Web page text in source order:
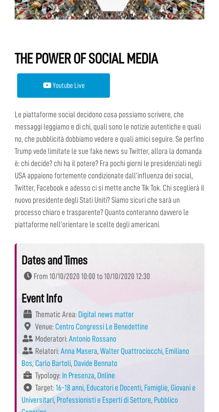
THE POWER OF SOCIAL MEDIA
Youtube Live
Le piattaforme social decidono cosa possiamo scrivere, che
messaggi leggiamo e di chi, quali sono le notizie autentiche e quali
no, che pubblicità dobbiamo vedere e quali amici seguire. Se perfino
Trump vede limitate le sue fake news su Twitter, allora la domanda
è: chi decide? chi ha il potere? Fra pochi giorni le presidenziali negli
USA appaiono fortemente condizionate dall’influenza dei social,
Twitter, Facebook e adesso ci si mette anche Tik Tok. Chi sceglierà il
nuovo presidente degli Stati Uniti? Siamo sicuri che sarà un
processo chiaro e trasparente? Quanto conteranno davvero le
piattaforme nell’orientare le scelte degli americani.
Dates and Times
From 10/10/2020 10:00 to 10/10/2020 12:30
Event Info
Thematic Area: Digital news matter
Venue: Centro Congressi Le Benedettine
Moderatori: Antonio Rossano
Relatori: Anna Masera, Walter Quattrociocchi, Emiliano
Bos, Carlo Bartoli, Davide Bennato
Typology: In Presenza, Online
Target: 16-18 anni, Educatori e Docenti, Famiglie, Giovani e
Universitari, Professionisti e Esperti di Settore, Pubblico